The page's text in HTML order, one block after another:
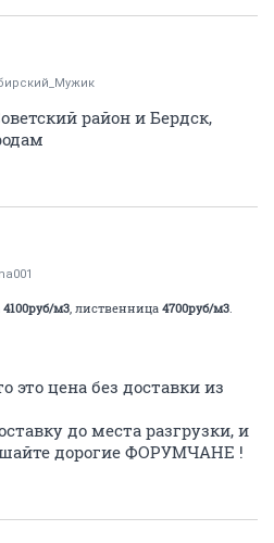
район и Бердск,
4100руб/м3 , лиственница 4700руб/м3
это цена без доставки из
до места разгрузки, и
дорогие ФОРУМЧАНЕ !